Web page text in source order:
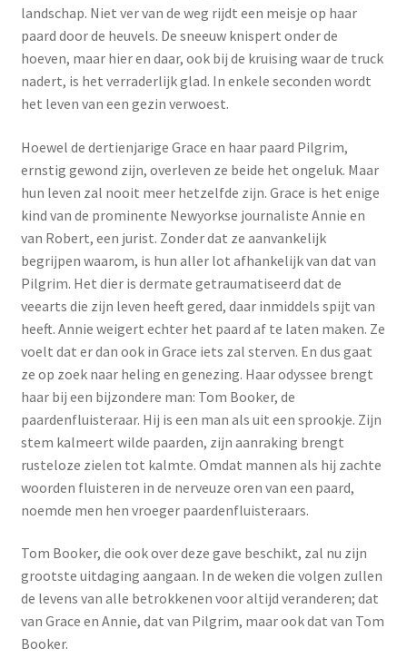
landschap. Niet ver van de weg rijdt een meisje op haar
paard door de heuvels. De sneeuw knispert onder de
hoeven, maar hier en daar, ook bij de kruising waar de truck
nadert, is het verraderlijk glad. In enkele seconden wordt
het leven van een gezin verwoest.
Hoewel de dertienjarige Grace en haar paard Pilgrim,
ernstig gewond zijn, overleven ze beide het ongeluk. Maar
hun leven zal nooit meer hetzelfde zijn. Grace is het enige
kind van de prominente Newyorkse journaliste Annie en
van Robert, een jurist. Zonder dat ze aanvankelijk
begrijpen waarom, is hun aller lot afhankelijk van dat van
Pilgrim. Het dier is dermate getraumatiseerd dat de
veearts die zijn leven heeft gered, daar inmiddels spijt van
heeft. Annie weigert echter het paard af te laten maken. Ze
voelt dat er dan ook in Grace iets zal sterven. En dus gaat
ze op zoek naar heling en genezing. Haar odyssee brengt
haar bij een bijzondere man: Tom Booker, de
paardenfluisteraar. Hij is een man als uit een sprookje. Zijn
stem kalmeert wilde paarden, zijn aanraking brengt
rusteloze zielen tot kalmte. Omdat mannen als hij zachte
woorden fluisteren in de nerveuze oren van een paard,
noemde men hen vroeger paardenfluisteraars.
Tom Booker, die ook over deze gave beschikt, zal nu zijn
grootste uitdaging aangaan. In de weken die volgen zullen
de levens van alle betrokkenen voor altijd veranderen; dat
van Grace en Annie, dat van Pilgrim, maar ook dat van Tom
Booker.